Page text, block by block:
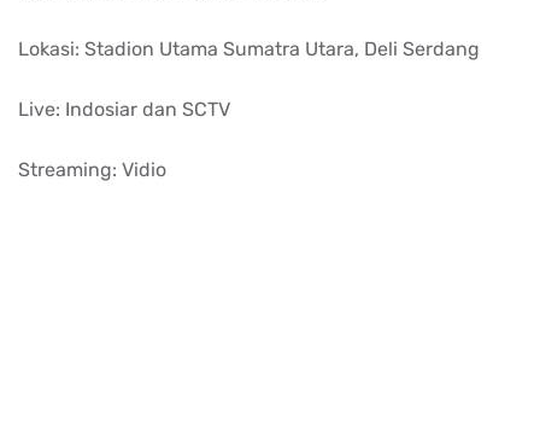
Lokasi: Stadion Utama Sumatra Utara, Deli Serdang
Live: Indosiar dan SCTV
Streaming: Vidio